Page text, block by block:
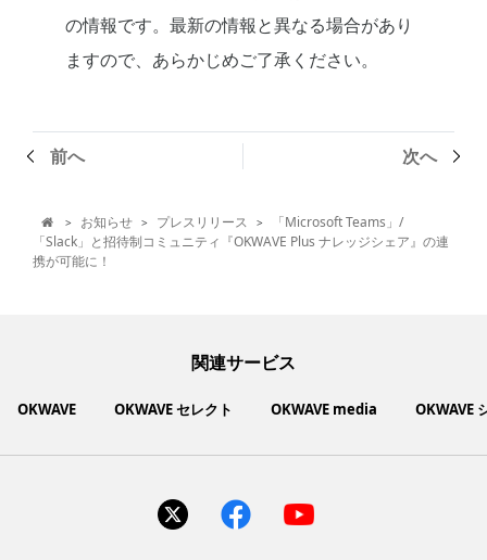
の情報です。最新の情報と異なる場合があり
ますので、あらかじめご了承ください。
前へ 次へ
 > お知らせ > プレスリリース >
「Microsoft Teams」/
「Slack」と招待制コミュニティ『OKWAVE Plus ナレッジシェア』の連
携が可能に！
関連サービス
OKWAVE OKWAVE セレクト OKWAVE media OKWAVE
ト
い物サイト
ス